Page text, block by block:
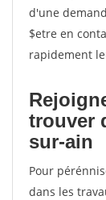
d'une
$etre en
rapidement
trouver
sur-ain
Pour
dans les